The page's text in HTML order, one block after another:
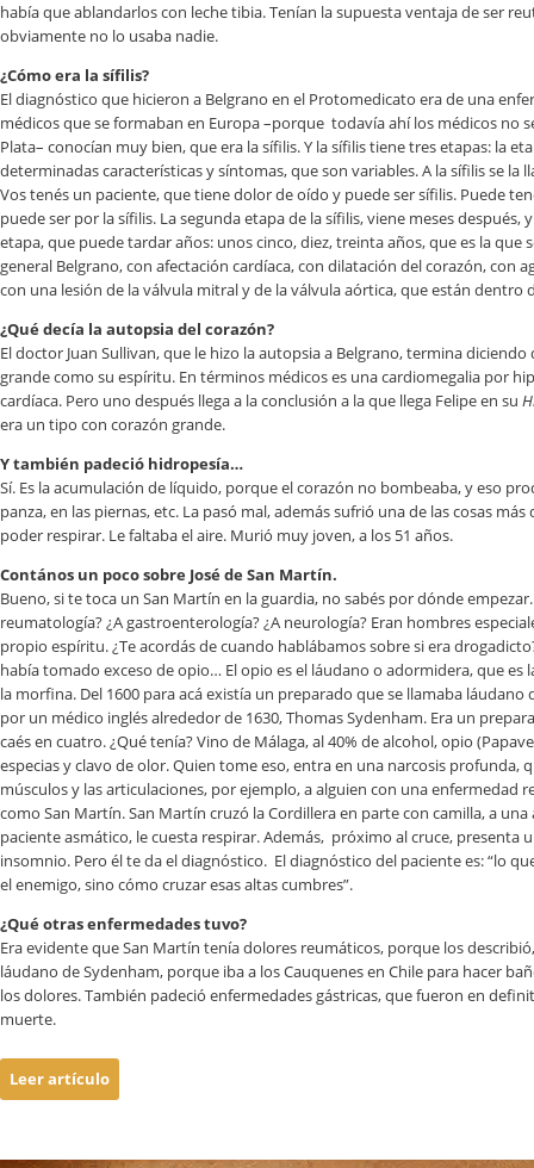
había que ablandarlos con leche tibia. Tenían la supuesta ventaja de ser
obviamente no lo usaba nadie.
¿Cómo era la sífilis?
El diagnóstico que hicieron a Belgrano en el Protomedicato era de una
médicos que se formaban en Europa –porque todavía ahí los médicos no
Plata– conocían muy bien, que era la sífilis. Y la sífilis tiene tres etapas: la
determinadas características y síntomas, que son variables. A la sífilis se la
Vos tenés un paciente, que tiene dolor de oído y puede ser sífilis. Puede
puede ser por la sífilis. La segunda etapa de la sífilis, viene meses después,
etapa, que puede tardar años: unos cinco, diez, treinta años, que es la que
general Belgrano, con afectación cardíaca, con dilatación del corazón, con
con una lesión de la válvula mitral y de la válvula aórtica, que están dentro
¿Qué decía la autopsia del corazón?
El doctor Juan Sullivan, que le hizo la autopsia a Belgrano, termina
grande como su espíritu. En términos médicos es una cardiomegalia por
cardíaca. Pero uno después llega a la conclusión a la que llega Felipe en su
era un tipo con corazón grande.
Y también padeció hidropesía…
Sí. Es la acumulación de líquido, porque el corazón no bombeaba, y eso
panza, en las piernas, etc. La pasó mal, además sufrió una de las cosas
poder respirar. Le faltaba el aire. Murió muy joven, a los 51 años.
Contános un poco sobre José de San Martín.
Bueno, si te toca un San Martín en la guardia, no sabés por dónde
reumatología? ¿A gastroenterología? ¿A neurología? Eran hombres
propio espíritu. ¿Te acordás de cuando hablábamos sobre si era
había tomado exceso de opio… El opio es el láudano o adormidera, que es
la morfina. Del 1600 para acá existía un preparado que se llamaba láudano
por un médico inglés alrededor de 1630, Thomas Sydenham. Era un
caés en cuatro. ¿Qué tenía? Vino de Málaga, al 40% de alcohol, opio
especias y clavo de olor. Quien tome eso, entra en una narcosis profunda,
músculos y las articulaciones, por ejemplo, a alguien con una enfermedad
como San Martín. San Martín cruzó la Cordillera en parte con camilla, a
paciente asmático, le cuesta respirar. Además, próximo al cruce, presenta
insomnio. Pero él te da el diagnóstico. El diagnóstico del paciente es: “lo
el enemigo, sino cómo cruzar esas altas cumbres”.
¿Qué otras enfermedades tuvo?
Era evidente que San Martín tenía dolores reumáticos, porque los
láudano de Sydenham, porque iba a los Cauquenes en Chile para hacer
los dolores. También padeció enfermedades gástricas, que fueron en
muerte.
Leer artículo